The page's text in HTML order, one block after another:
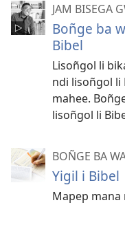
JAM BISEGA
Boñge ba
Bibel
Lisoñgol li
ndi lisoñgol li
mahee.
lisoñgol li
BOÑGE BA
Yigil i Bibel
Mapep mana